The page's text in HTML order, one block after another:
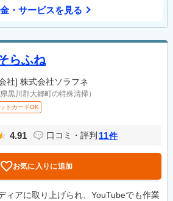
・サービスを見る
らふね
社] 株式会社ソラフネ
県黒川郡大郷町の特殊清掃）
トカードOK
4.91 口コミ・評判 11件
お気に入りに追加
ィアに取り上げられ、YouTubeでも作業